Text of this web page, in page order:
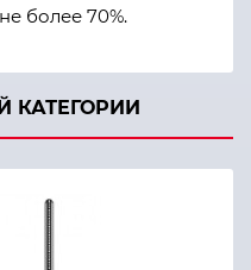
более 70%.
КАТЕГОРИИ